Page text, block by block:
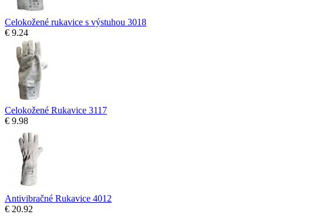
Celokožené rukavice s výstuhou 3018
€ 9.24
Celokožené Rukavice 3117
€ 9.98
Antivibračné Rukavice 4012
€ 20.92